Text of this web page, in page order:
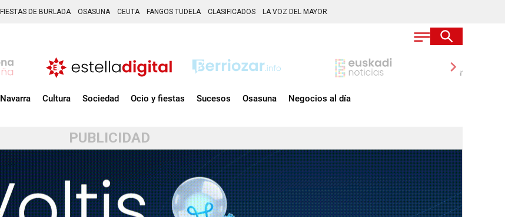
FIESTAS DE BURLADA OSASUNA CEUTA FANGOS TUDELA CLASIFICADOS LA VOZ DEL MAYOR
chevron_right
Navarra Cultura Sociedad Ocio y fiestas Sucesos Osasuna Negocios al día
PUBLICIDAD